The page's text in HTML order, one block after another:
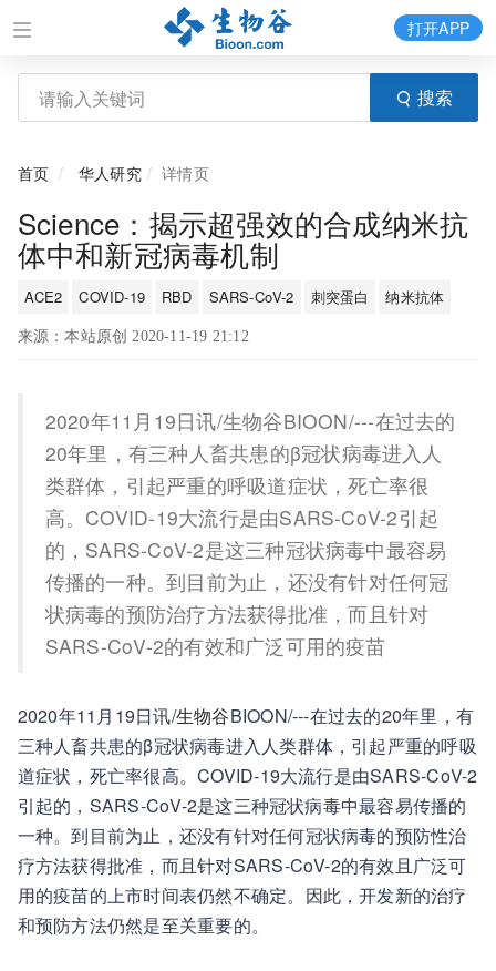
搜索
打开APP
首页 华人研究 详情页
Science：揭示超强效的合成纳米抗
体中和新冠病毒机制
ACE2 COVID-19 RBD SARS-CoV-2 刺突蛋白 纳米抗体
来源：本站原创 2020-11-19 21:12
2020年11月19日讯/生物谷BIOON/---在过去的
20年里，有三种人畜共患的β冠状病毒进入人
类群体，引起严重的呼吸道症状，死亡率很
高。COVID-19大流行是由SARS-CoV-2引起
的，SARS-CoV-2是这三种冠状病毒中最容易
传播的一种。到目前为止，还没有针对任何冠
状病毒的预防治疗方法获得批准，而且针对
SARS-CoV-2的有效和广泛可用的疫苗
2020年11月19日讯/生物谷BIOON/---在过去的20年里，有
三种人畜共患的β冠状病毒进入人类群体，引起严重的呼吸
道症状，死亡率很高。COVID-19大流行是由SARS-CoV-2
引起的，SARS-CoV-2是这三种冠状病毒中最容易传播的
一种。到目前为止，还没有针对任何冠状病毒的预防性治
疗方法获得批准，而且针对SARS-CoV-2的有效且广泛可
用的疫苗的上市时间表仍然不确定。因此，开发新的治疗
和预防方法仍然是至关重要的。